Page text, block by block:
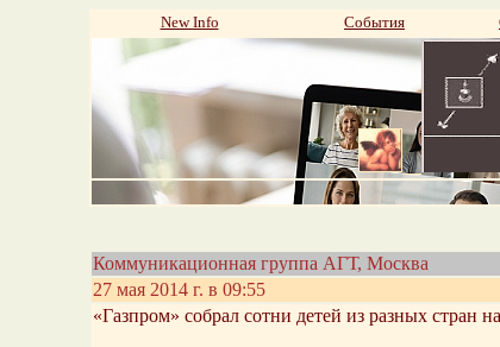
New Info События
Коммуникационная группа АГТ, Москва
27 мая 2014 г. в 09:55
«Газпром» собрал сотни детей из разных стран